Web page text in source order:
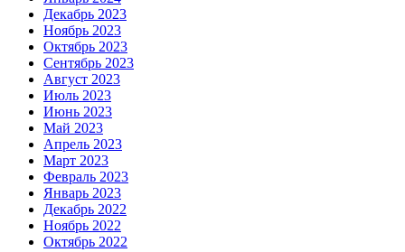
Декабрь 2023
Ноябрь 2023
Октябрь 2023
Сентябрь 2023
Август 2023
Июль 2023
Июнь 2023
Май 2023
Апрель 2023
Март 2023
Февраль 2023
Январь 2023
Декабрь 2022
Ноябрь 2022
Октябрь 2022